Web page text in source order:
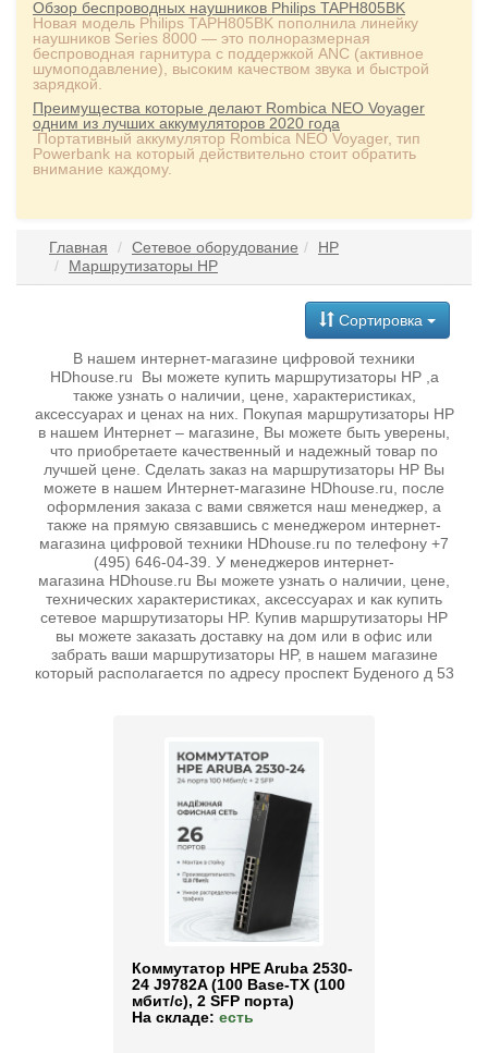
Обзор беспроводных наушников Philips TAPH805BK
Новая модель Philips TAPH805BK пополнила линейку
наушников Series 8000 — это полноразмерная
беспроводная гарнитура с поддержкой ANC (активное
шумоподавление), высоким качеством звука и быстрой
зарядкой.
Преимущества которые делают Rombica NEO Voyager
одним из лучших аккумуляторов 2020 года
Портативный аккумулятор Rombica NEO Voyager, тип
Powerbank на который действительно стоит обратить
внимание каждому.
Главная Сетевое оборудование
HP
Маршрутизаторы HP
Сортировка
В нашем интернет-магазине цифровой техники
HDhouse.ru Вы можете купить маршрутизаторы HP ,а
также узнать о наличии, цене, характеристиках,
аксессуарах и ценах на них. Покупая маршрутизаторы HP
в нашем Интернет – магазине, Вы можете быть уверены,
что приобретаете качественный и надежный товар по
лучшей цене. Сделать заказ на маршрутизаторы HP Вы
можете в нашем Интернет-магазине HDhouse.ru, после
оформления заказа с вами свяжется наш менеджер, а
также на прямую связавшись с менеджером интернет-
магазина цифровой техники HDhouse.ru по телефону +7
(495) 646-04-39. У менеджеров интернет-
магазина HDhouse.ru Вы можете узнать о наличии, цене,
технических характеристиках, аксессуарах и как купить
сетевое маршрутизаторы HP. Купив маршрутизаторы HP
вы можете заказать доставку на дом или в офис или
забрать ваши маршрутизаторы HP, в нашем магазине
который располагается по адресу проспект Буденого д 53
Коммутатор HPE Aruba 2530-
24 J9782A (100 Base-TX (100
мбит/с), 2 SFP порта)
На складе: есть